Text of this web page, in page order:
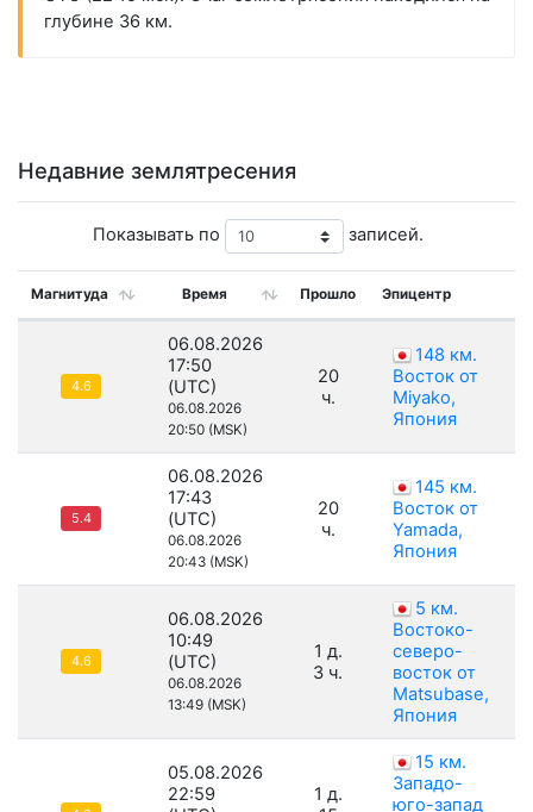
глубине 36 км.
Недавние землятресения
Показывать по записей.
Магнитуда Время Прошло Эпицентр
4.6
06.08.2026
17:50
(UTC)
06.08.2026
20:50 (MSK)
20
ч.
148 км.
Восток от
Miyako,
Япония
5.4
06.08.2026
17:43
(UTC)
06.08.2026
20:43 (MSK)
20
ч.
145 км.
Восток от
Yamada,
Япония
4.6
06.08.2026
10:49
(UTC)
06.08.2026
13:49 (MSK)
1 д.
3 ч.
5 км.
Востоко-
северо-
восток от
Matsubase,
Япония
05.08.2026
22:59
1 д.
15 км.
Западо-
юго-запад